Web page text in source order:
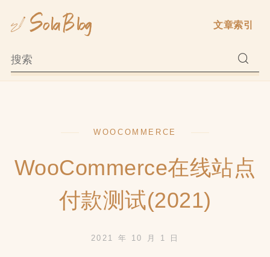
文章索引
WOOCOMMERCE
WooCommerce在线站点
付款测试(2021)
2021 年 10 月 1 日